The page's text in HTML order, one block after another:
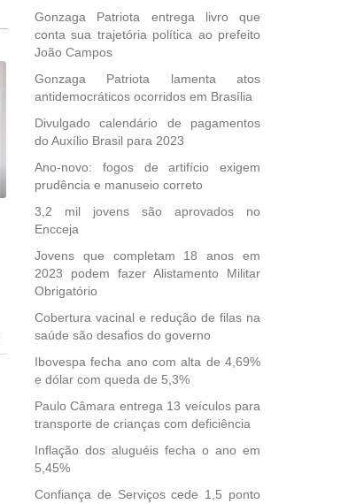
Gonzaga Patriota entrega livro que
conta sua trajetória política ao prefeito
João Campos
Gonzaga Patriota lamenta atos
antidemocráticos ocorridos em Brasília
Divulgado calendário de pagamentos
do Auxílio Brasil para 2023
Ano-novo: fogos de artifício exigem
prudência e manuseio correto
3,2 mil jovens são aprovados no
Encceja
Jovens que completam 18 anos em
2023 podem fazer Alistamento Militar
Obrigatório
Cobertura vacinal e redução de filas na
saúde são desafios do governo
Ibovespa fecha ano com alta de 4,69%
e dólar com queda de 5,3%
Paulo Câmara entrega 13 veículos para
transporte de crianças com deficiência
Inflação dos aluguéis fecha o ano em
5,45%
Confiança de Serviços cede 1,5 ponto